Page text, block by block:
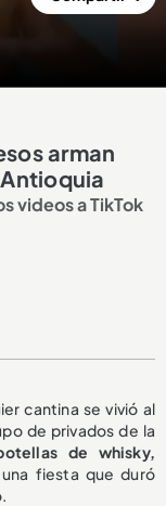
arman
videos a TikTok
cantina se vivió al
de privados de la
de whisky,
fiesta que duró